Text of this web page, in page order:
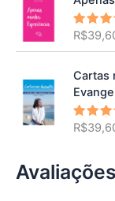
R$
Cartas
R$